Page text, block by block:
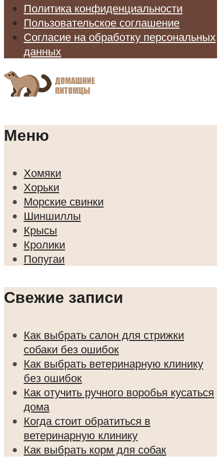
Политика конфиденциальности
Пользовательское соглашение
Согласие на обработку персональных
данных
Меню
Хомяки
Хорьки
Морские свинки
Шиншиллы
Крысы
Кролики
Попугаи
Свежие записи
Как выбрать салон для стрижки
собаки без ошибок
Как выбрать ветеринарную клинику
без ошибок
Как отучить ручного воробья кусаться
дома
Когда стоит обратиться в
ветеринарную клинику
Как выбрать корм для собак